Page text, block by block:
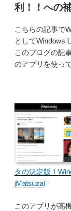
利！！への
こちらの記事で
としてWindows
このブログの記
のアプリを使っ
タの決定版！
jMatsuzaki
このアプリが高